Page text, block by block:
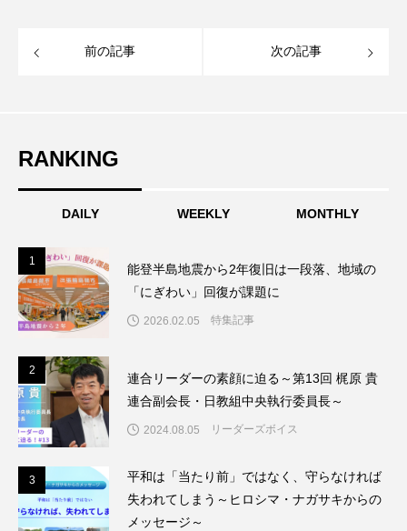
前の記事 次の記事
RANKING
DAILY WEEKLY MONTHLY
1
能登半島地震から2年復旧は一段落、地域の
「にぎわい」回復が課題に
2026.02.05 特集記事
2
連合リーダーの素顔に迫る～第13回 梶原 貴
連合副会長・日教組中央執行委員長～
2024.08.05 リーダーズボイス
3
平和は「当たり前」ではなく、守らなければ
失われてしまう～ヒロシマ・ナガサキからの
メッセージ～